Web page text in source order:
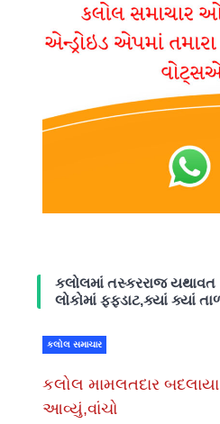
કલોલમાં તસ્કરરાજ યથાવત
લોકોમાં ફફડાટ,ક્યાં ક્યાં
કલોલ સમાચાર
કલોલ મામલતદાર
આવ્યું,વાંચો